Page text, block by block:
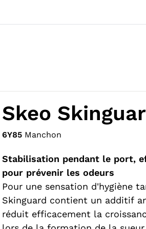
Skeo
6Y85 Manchon
Stabilisation pendant le port,
pour prévenir les odeurs
Pour une sensation d'hygiène
Skinguard contient un additif
réduit efficacement la